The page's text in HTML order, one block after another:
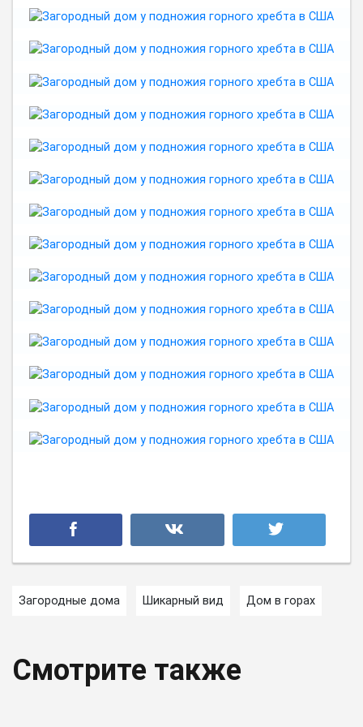
Загородные дома Шикарный вид Дом в горах
Смотрите также